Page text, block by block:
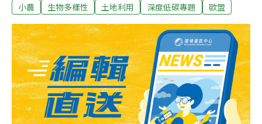
（common agricultural policy, CAP）改革達成的臨時協
危機視而不見。歐盟稱改革CAP後「更環保」 綠色和平批
根本在「洗綠」歐盟綠色和平組織農業政策主管康蒂耶羅
（Marco Contiero）說，新協議沒有任何條款要求成員國
採取新的做法來減少溫室氣體排放，根本是在「洗綠」。
小農 生物多樣性 土地利用 深度低碳專題 歐盟